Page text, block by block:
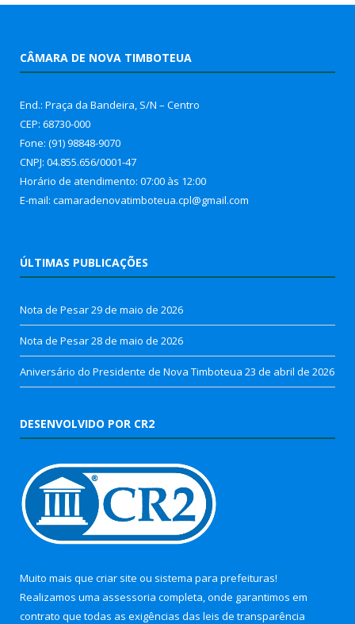
CÂMARA DE NOVA TIMBOTEUA
End.: Praça da Bandeira, S/N – Centro
CEP: 68730-000
Fone: (91) 98848-9070
CNPJ: 04.855.656/0001-47
Horário de atendimento: 07:00 às 12:00
E-mail: camaradenovatimboteua.cpl@gmail.com
ÚLTIMAS PUBLICAÇÕES
Nota de Pesar29 de maio de 2026
Nota de Pesar28 de maio de 2026
Aniversário do Presidente de Nova Timboteua 23 de abril de 2026
DESENVOLVIDO POR CR2
Muito mais que criar site ou sistema para prefeituras!
Realizamos uma assessoria completa, onde garantimos em
contrato que todas as exigências das leis de transparência